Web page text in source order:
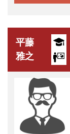
平藤
雅之